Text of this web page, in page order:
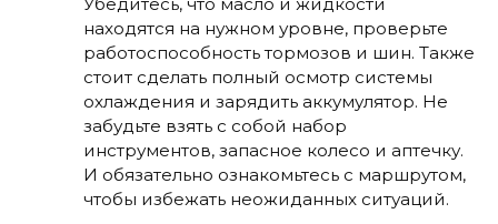
находятся на нужном уровне, проверьте
работоспособность тормозов и шин. Также
стоит сделать полный осмотр системы
охлаждения и зарядить аккумулятор. Не
забудьте взять с собой набор
инструментов, запасное колесо и аптечку.
И обязательно ознакомьтесь с маршрутом,
чтобы избежать неожиданных ситуаций.